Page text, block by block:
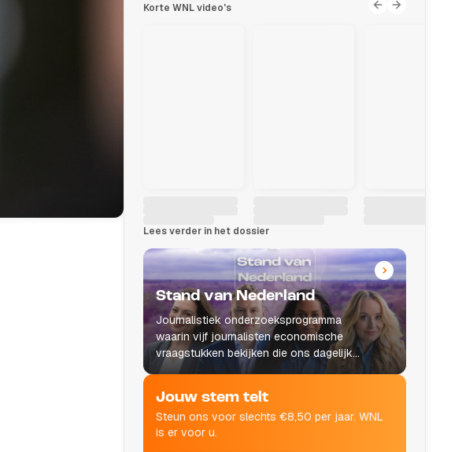
Korte WNL video's
Lees verder in het dossier
Stand van Nederland
Journalistiek onderzoeksprogramma
waarin vijf journalisten economische
vraagstukken bekijken die ons dagelijks
leven raken.
Jouw stem telt
Steun ons voor slechts €8,50 per jaar. WNL
is er voor u.